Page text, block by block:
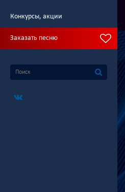
Конкурсы, акции
Заказать песню